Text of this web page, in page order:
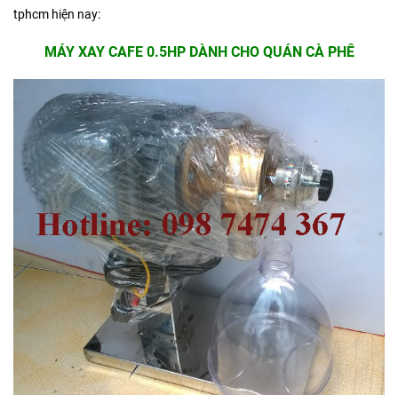
tphcm hiện nay:
MÁY XAY CAFE 0.5HP DÀNH CHO QUÁN CÀ PHÊ